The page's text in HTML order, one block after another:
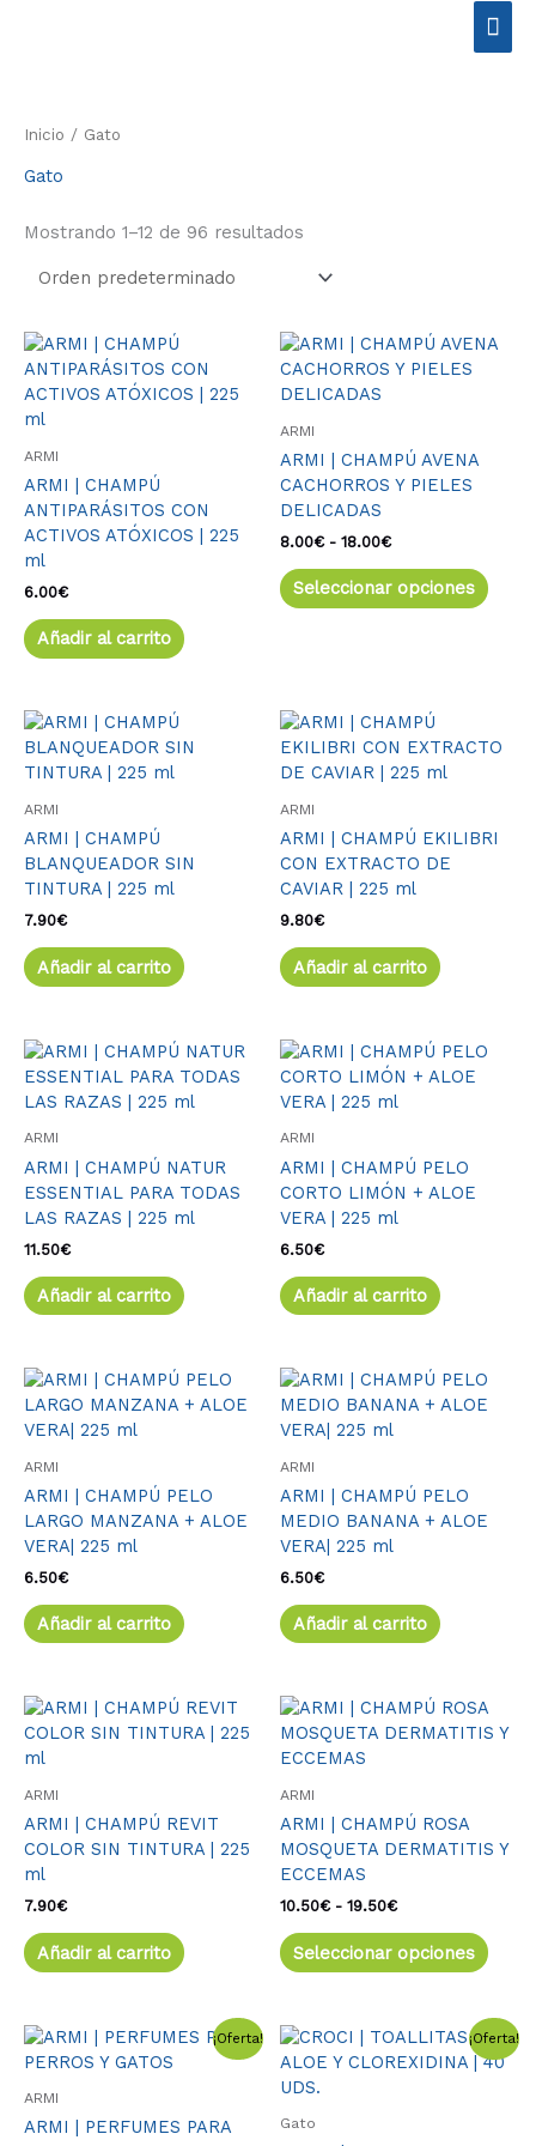
Inicio / Gato
Gato
Mostrando 1–12 de 96 resultados
ARMI
ARMI | CHAMPÚ
ANTIPARÁSITOS CON
ACTIVOS ATÓXICOS | 225
ml
6.00€
Añadir al carrito
ARMI
ARMI | CHAMPÚ AVENA
CACHORROS Y PIELES
DELICADAS
8.00€ - 18.00€
Rango
de
18.00€
Seleccionar opciones
Este
en
ARMI
ARMI | CHAMPÚ
BLANQUEADOR SIN
TINTURA | 225 ml
7.90€
Añadir al carrito
ARMI
ARMI | CHAMPÚ EKILIBRI
CON EXTRACTO DE
CAVIAR | 225 ml
9.80€
Añadir al carrito
ARMI
ARMI | CHAMPÚ NATUR
ESSENTIAL PARA TODAS
LAS RAZAS | 225 ml
11.50€
Añadir al carrito
ARMI
ARMI | CHAMPÚ PELO
CORTO LIMÓN + ALOE
VERA | 225 ml
6.50€
Añadir al carrito
ARMI
ARMI | CHAMPÚ PELO
LARGO MANZANA + ALOE
VERA| 225 ml
6.50€
Añadir al carrito
ARMI
ARMI | CHAMPÚ PELO
MEDIO BANANA + ALOE
VERA| 225 ml
6.50€
Añadir al carrito
ARMI
ARMI | CHAMPÚ REVIT
COLOR SIN TINTURA | 225
ml
7.90€
Añadir al carrito
ARMI
ARMI | CHAMPÚ ROSA
MOSQUETA DERMATITIS Y
ECCEMAS
10.50€ - 19.50€
Rango
de
19.50€
Seleccionar opciones
Este
en
de
¡Oferta!
ARMI
ARMI | PERFUMES PARA
El
precio
original
El
precio
actual
Este
producto
variantes.
¡Oferta!
Gato
El
precio
original
El
precio
actual